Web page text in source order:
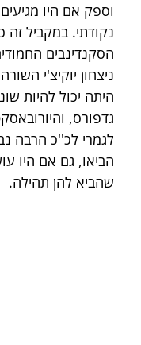
וספק אם היו
נקודתי. במקביל
הסקנדינבים
ניצחון יוקיצ'י
היתה יכול להיות
גדפורס,
לגמרי לכ''כ הרבה
הביאו, גם אם היו
שהביא להן תהילה.